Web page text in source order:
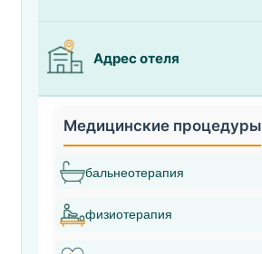
Адрес отеля
Медицинские процедуры
бальнеотерапия
физиотерапия